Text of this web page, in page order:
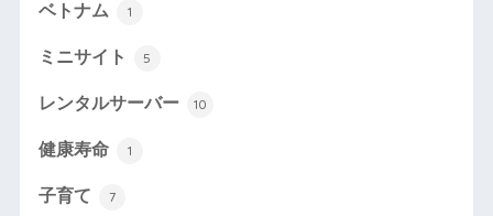
ベトナム 1
ミニサイト 5
レンタルサーバー 10
健康寿命 1
子育て 7